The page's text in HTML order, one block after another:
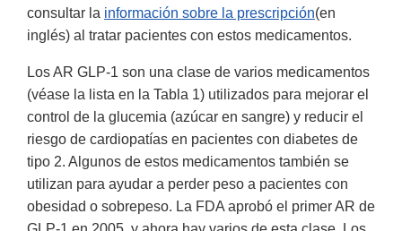
consultar la información sobre la prescripción(en
inglés) al tratar pacientes con estos medicamentos.
Los AR GLP-1 son una clase de varios medicamentos
(véase la lista en la Tabla 1) utilizados para mejorar el
control de la glucemia (azúcar en sangre) y reducir el
riesgo de cardiopatías en pacientes con diabetes de
tipo 2. Algunos de estos medicamentos también se
utilizan para ayudar a perder peso a pacientes con
obesidad o sobrepeso. La FDA aprobó el primer AR de